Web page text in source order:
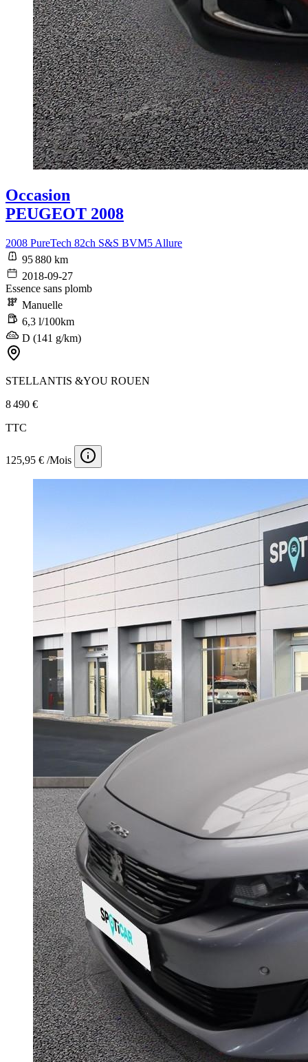
Occasion
PEUGEOT 2008
2008 PureTech 82ch S&S BVM5 Allure
95 880 km
2018-09-27
Essence sans plomb
Manuelle
6,3 l/100km
D (141 g/km)
STELLANTIS &YOU ROUEN
8 490 €
TTC
125,95 € /Mois